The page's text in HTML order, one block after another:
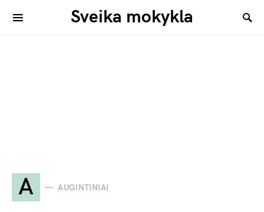
Sveika mokykla
A AUGINTINIAI